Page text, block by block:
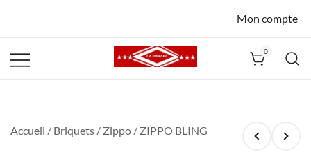
Mon compte
0
Accueil / Briquets / Zippo / ZIPPO BLING